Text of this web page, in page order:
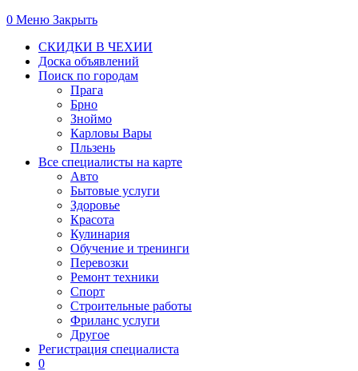
0 Меню Закрыть
СКИДКИ В ЧЕХИИ
Доска объявлений
Поиск по городам
Прага
Брно
Зноймо
Карловы Вары
Пльзень
Все специалисты на карте
Авто
Бытовые услуги
Здоровье
Красота
Кулинария
Обучение и тренинги
Перевозки
Ремонт техники
Спорт
Строительные работы
Фриланс услуги
Другое
Регистрация специалиста
0